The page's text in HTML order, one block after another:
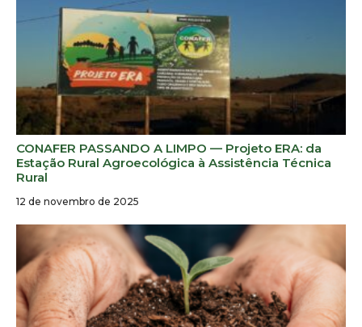
CONAFER PASSANDO A LIMPO — Projeto ERA: da
Estação Rural Agroecológica à Assistência Técnica
Rural
12 de novembro de 2025